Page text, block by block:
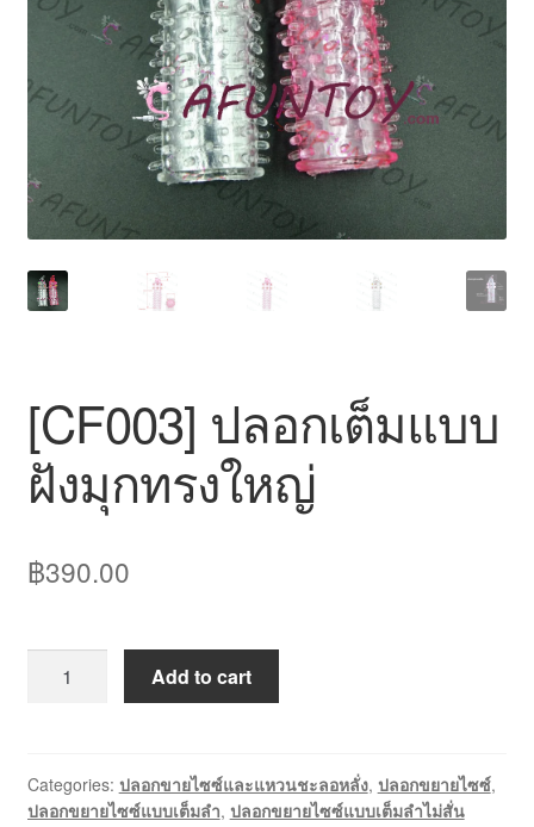
สินค้าทั้งหมด
[CF003] ปลอกเต็มแบบ
ฝังมุกทรงใหญ่
฿390.00
ปลอก
ฝัง
มุก
Add to cart
Categories: ปลอกขายไซซ์และแหวนชะลอหลั่ง, ปลอกขยายไซซ์,
ปลอกขยายไซซ์แบบเต็มลำ, ปลอกขยายไซซ์แบบเต็มลำไม่สั่น